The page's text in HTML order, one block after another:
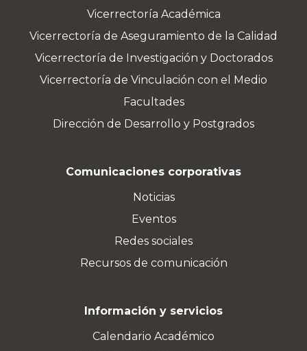
Vicerrectoría Académica
Vicerrectoría de Aseguramiento de la Calidad
Vicerrectoría de Investigación y Doctorados
Vicerrectoría de Vinculación con el Medio
Facultades
Dirección de Desarrollo y Postgrados
Comunicaciones corporativas
Noticias
Eventos
Redes sociales
Recursos de comunicación
Información y servicios
Calendario Académico